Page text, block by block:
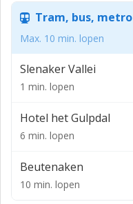
Tram, bus, metro
Max. 10 min. lopen
Slenaker Vallei
1 min. lopen
Hotel het Gulpdal
6 min. lopen
Beutenaken
10 min. lopen